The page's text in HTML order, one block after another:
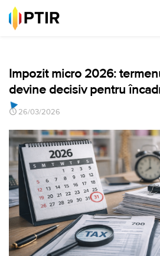
Impozit micro 2026:
devine decisiv pentru
26/03/2026